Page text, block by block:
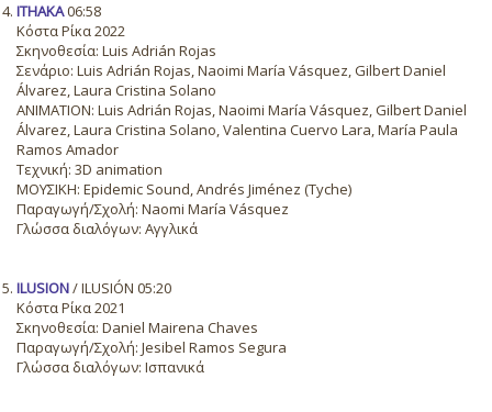
ITHAKA06:58
Κόστα Ρίκα 2022
Σκηνοθεσία: Luis Adrián Rojas
Σενάριο: Luis Adrián Rojas, Naoimi María Vásquez, Gilbert Daniel
Álvarez, Laura Cristina Solano
ANIMATION: Luis Adrián Rojas, Naoimi María Vásquez, Gilbert Daniel
Álvarez, Laura Cristina Solano, Valentina Cuervo Lara, María Paula
Ramos Amador
Τεχνική: 3D animation
ΜΟΥΣΙΚΗ: Epidemic Sound, Andrés Jiménez (Tyche)
Παραγωγή/Σχολή: Naomi María Vásquez
Γλώσσα διαλόγων: Αγγλικά
ILUSION/ ILUSIÓN 05:20
Κόστα Ρίκα 2021
Σκηνοθεσία: Daniel Mairena Chaves
Παραγωγή/Σχολή: Jesibel Ramos Segura
Γλώσσα διαλόγων: Ισπανικά